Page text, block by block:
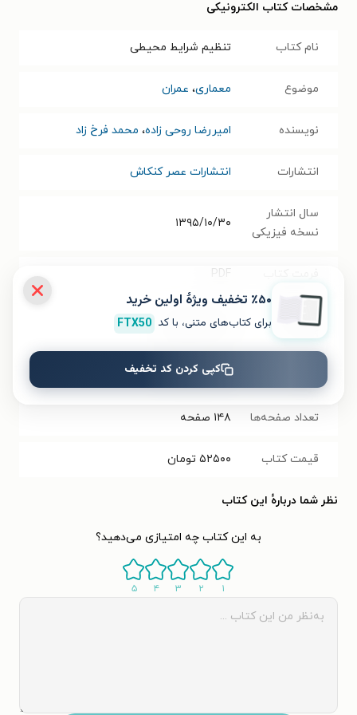
مشخصات کتاب الکترونیکی
نام کتاب تنظیم شرایط محیطی
موضوع معماری، عمران
نویسنده امیررضا روحی زاده، محمد فرخ زاد
انتشارات انتشارات عصر کنکاش
سال انتشار
نسخه فیزیکی
۱۳۹۵/۱۰/۳۰
PDF
حجم فایل
کتاب
۱۸۲.۵۹ مگابایت
۹۷۸۶۰۰۹۰۸۱۸۱۳
تعداد صفحه‌ها ۱۴۸ صفحه
قیمت کتاب ۵۲۵۰۰ تومان
نظر شما دربارهٔ این کتاب
به این کتاب چه امتیازی می‌دهید؟
۱ ۲ ۳ ۴ ۵
٪۵۰ تخفیف ویژۀ اولین خرید
برای کتاب‌های متنی، با کد FTX50
کپی کردن کد تخفیف